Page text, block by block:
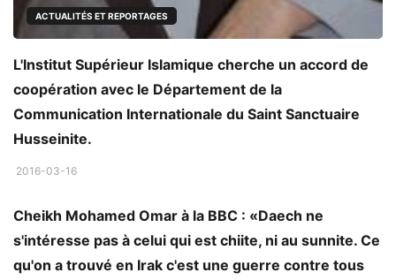
ACTUALITÉS ET REPORTAGES
L'Institut Supérieur Islamique cherche un accord de
coopération avec le Département de la
Communication Internationale du Saint Sanctuaire
Husseinite.
2016-03-16
ACTUALITÉS ET REPORTAGES
Cheikh Mohamed Omar à la BBC : «Daech ne
s'intéresse pas à celui qui est chiite, ni au sunnite. Ce
qu'on a trouvé en Irak c'est une guerre contre tous